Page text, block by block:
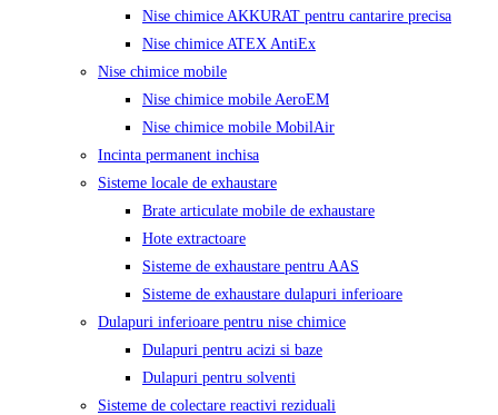
Nise chimice AKKURAT pentru cantarire precisa
Nise chimice ATEX AntiEx
Nise chimice mobile
Nise chimice mobile AeroEM
Nise chimice mobile MobilAir
Incinta permanent inchisa
Sisteme locale de exhaustare
Brate articulate mobile de exhaustare
Hote extractoare
Sisteme de exhaustare pentru AAS
Sisteme de exhaustare dulapuri inferioare
Dulapuri inferioare pentru nise chimice
Dulapuri pentru acizi si baze
Dulapuri pentru solventi
Sisteme de colectare reactivi reziduali